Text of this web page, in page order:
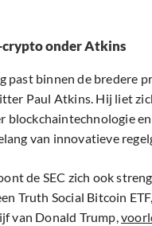
onder Atkins
past binnen de bredere
Paul Atkins. Hij liet
blockchaintechnologie
van innovatieve
de SEC zich ook
Truth Social Bitcoin
van Donald Trump,